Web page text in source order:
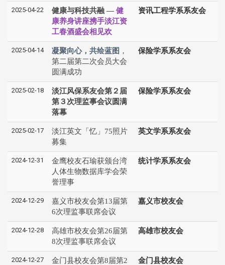
2025-04-22 健康与科技共融 — 健
康养身讲座携手淡江资
工春酒盛会相见欢
资讯工程学系系友会
2025-04-14 凝聚向心，共绘蓝图 ，
第二届第二次会员大会
圆满成功
保险学系系友会
2025-02-18
淡江风保系友会第２届
第３次理监事会议圆满
落幕
保险学系系友会
2025-02-17
淡江英文「忆」75照片
募集
英文学系系友会
2024-12-31
金鹰校友石瑜获颁台湾
人体生物数据库学会荣
誉理事
统计学系系友会
2024-12-29
嘉义市校友会第13届第
6次理监事联席会议
嘉义市校友会
2024-12-28
高雄市校友会第26届第
8次理监事联席会议
高雄市校友会
2024-12-27
金门县校友会第8届第2
金门县校友会